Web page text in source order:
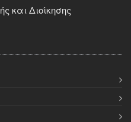
και Διοίκησης